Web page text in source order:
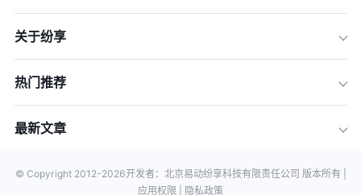
关于纷享
热门推荐
最新文章
© Copyright 2012-2026开发者：北京易动纷享科技有限责任公司 版本所有 |
应用权限 |
隐私政策